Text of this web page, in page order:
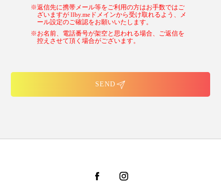
※返信先に携帯メール等をご利用の方はお手数ではご
ざいますが llby.meドメインから受け取れるよう、メ
ール設定のご確認をお願いいたします。
※お名前、電話番号が架空と思われる場合、ご返信を
控えさせて頂く場合がございます。
SEND